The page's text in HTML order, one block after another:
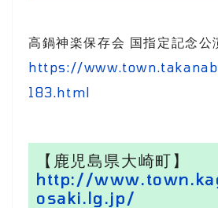
高鍋神楽保存会 国指定記念公
https://
183.html
【鹿児島県大崎町】
http://
osaki.lg.jp/